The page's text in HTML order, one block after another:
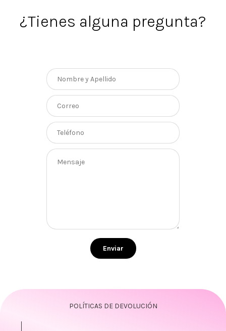
¿Tienes alguna pregunta?
Enviar
POLÍTICAS DE DEVOLUCIÓN